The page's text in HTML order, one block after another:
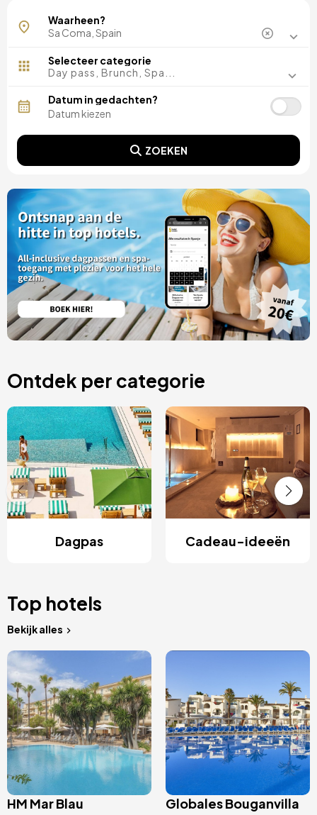
Waarheen?
Selecteer categorie
Day pass, Brunch, Spa...
Datum in gedachten?
ZOEKEN
Ontdek per categorie
Dagpas Cadeau-ideeën
Top hotels
Bekijk alles
Afbeelding
HM Mar Blau Globales Bouganvilla